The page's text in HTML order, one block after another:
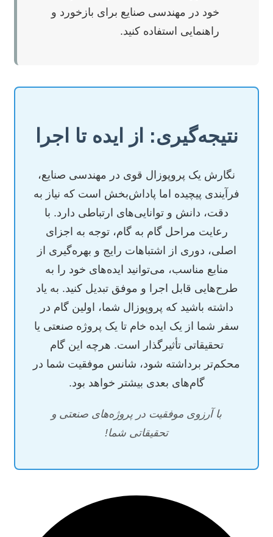
خود در مهندسی صنایع برای بازخورد و
راهنمایی استفاده کنید.
نتیجه‌گیری: از ایده تا اجرا
نگارش یک پروپوزال قوی در مهندسی صنایع،
فرآیندی پیچیده اما پاداش‌بخش است که نیاز به
دقت، دانش و توانایی‌های ارتباطی دارد. با
رعایت مراحل گام به گام، توجه به اجزای
اصلی، دوری از اشتباهات رایج و بهره‌گیری از
منابع مناسب، می‌توانید ایده‌های خود را به
طرح‌هایی قابل اجرا و موفق تبدیل کنید. به یاد
داشته باشید که پروپوزال شما، اولین گام در
سفر شما از یک ایده خام تا یک پروژه صنعتی یا
تحقیقاتی تأثیرگذار است. هرچه این گام
محکم‌تر برداشته شود، شانس موفقیت شما در
گام‌های بعدی بیشتر خواهد بود.
با آرزوی موفقیت در پروژه‌های صنعتی و
تحقیقاتی شما!